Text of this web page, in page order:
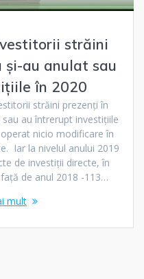
străini
şi-au anulat sau
în 2020
străini prezenţi în
au întrerupt investiţiile
nicio modificare în
Iar la nivelul anului 2019
de investiţii directe, în
de anul 2018 -113…
mult